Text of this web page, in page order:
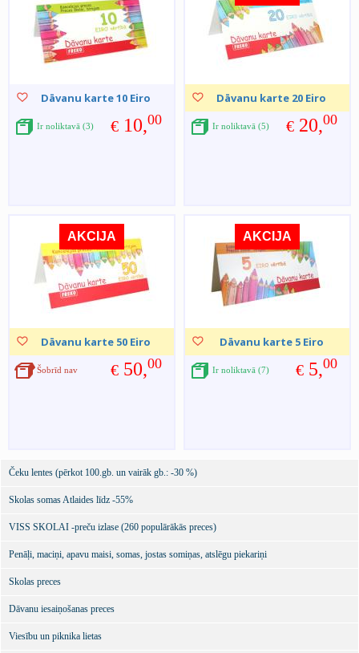
Dāvanu karte 10 Eiro
€ 10,00
Ir noliktavā (3)
Dāvanu karte 20 Eiro
€ 20,00
Ir noliktavā (5)
AKCIJA
Dāvanu karte 50 Eiro
€ 50,00
Šobrīd nav
AKCIJA
Dāvanu karte 5 Eiro
€ 5,00
Ir noliktavā (7)
Čeku lentes (pērkot 100.gb. un vairāk gb.: -30 %)
Skolas somas Atlaides līdz -55%
VISS SKOLAI -preču izlase (260 populārākās preces)
Penāļi, maciņi, apavu maisi, somas, jostas somiņas, atslēgu piekariņi
Skolas preces
Dāvanu iesaiņošanas preces
Viesību un piknika lietas